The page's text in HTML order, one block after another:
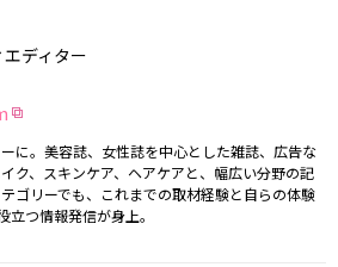
ディター
に。美容誌、女性誌を中心とした雑誌、広告な
ク、スキンケア、ヘアケアと、幅広い分野の記
ゴリーでも、これまでの取材経験と自らの体験
つ情報発信が身上。